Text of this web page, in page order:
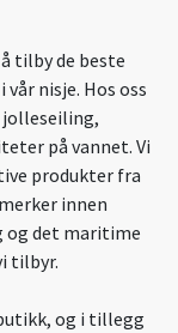
tilby de beste
nisje. Hos oss
på vannet. Vi
produkter fra
innen
og det maritime
tilbyr.
og i tillegg